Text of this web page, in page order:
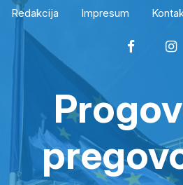
Redakcija Impresum